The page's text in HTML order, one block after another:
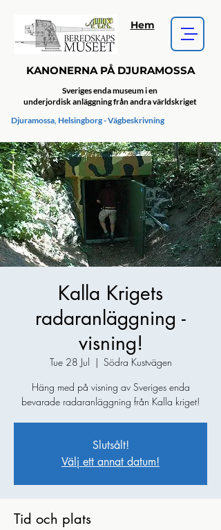
KANONERNA PÅ DJURAMOSSA
Djuramossa, Helsingborg - Vägbeskrivning
Sveriges enda museum i en
underjordisk anläggning från andra världskriget
Hem
Kalla Krigets
radaranläggning -
visning!
Tue 28 Jul
  |
Södra Kustvägen
Häng med på visning av Sveriges enda
bevarade radaranläggning från Kalla kriget!
Slutsålt!
Välj ett annat datum!
Tid och plats